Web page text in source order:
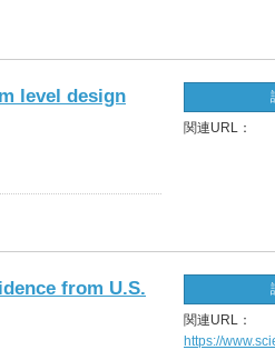
level design
関連URL：
from U.S.
関連URL：
https://